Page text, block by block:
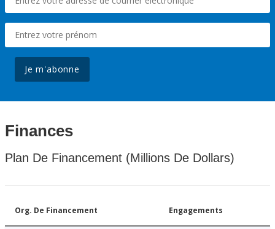
Je m'abonne
Finances
Plan De Financement (Millions De Dollars)
Org. De Financement Engagements